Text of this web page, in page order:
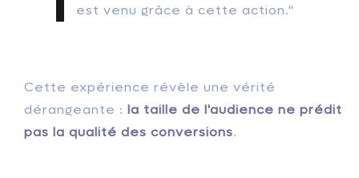
est venu grâce à cette action."
Cette expérience révèle une vérité
dérangeante : la taille de l'audience ne prédit
pas la qualité des conversions.